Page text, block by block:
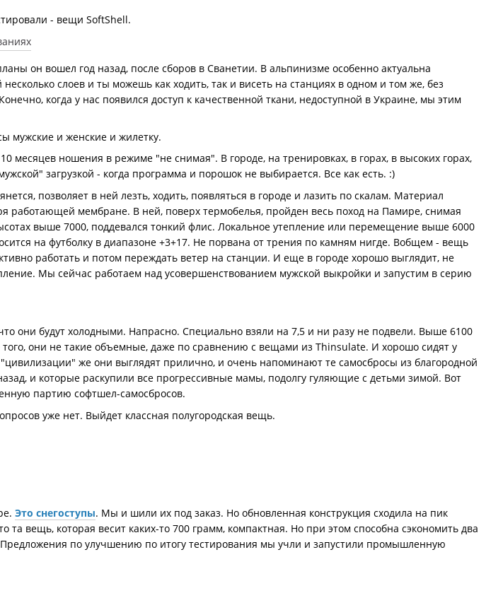
- вещи SoftShell.
он вошел год назад, после сборов в Сванетии. В альпинизме особенно актуальна
слоев и ты можешь как ходить, так и висеть на станциях в одном и том же, без
когда у нас появился доступ к качественной ткани, недоступной в Украине, мы этим
мужские и женские и жилетку.
месяцев ношения в режиме "не снимая". В городе, на тренировках, в горах, в высоких горах,
загрузкой - когда программа и порошок не выбирается. Все как есть. :)
позволяет в ней лезть, ходить, появляться в городе и лазить по скалам. Материал
работающей мембране. В ней, поверх термобелья, пройден весь поход на Памире, снимая
выше 7000, поддевался тонкий флис. Локальное утепление или перемещение выше 6000
на футболку в диапазоне +3+17. Не порвана от трения по камням нигде. Вобщем - вещь
работать и потом переждать ветер на станции. И еще в городе хорошо выглядит, не
Мы сейчас работаем над усовершенствованием мужской выкройки и запустим в серию
они будут холодными. Напрасно. Специально взяли на 7,5 и ни разу не подвели. Выше 6100
они не такие объемные, даже по сравнению с вещами из Thinsulate. И хорошо сидят у
же они выглядят прилично, и очень напоминают те самосбросы из благородной
и которые раскупили все прогрессивные мамы, подолгу гуляющие с детьми зимой. Вот
партию софтшел-самосбросов.
уже нет. Выйдет классная полугородская вещь.
Это снегоступы. Мы и шили их под заказ. Но обновленная конструкция сходила на пик
вещь, которая весит каких-то 700 грамм, компактная. Но при этом способна сэкономить два
Предложения по улучшению по итогу тестирования мы учли и запустили промышленную